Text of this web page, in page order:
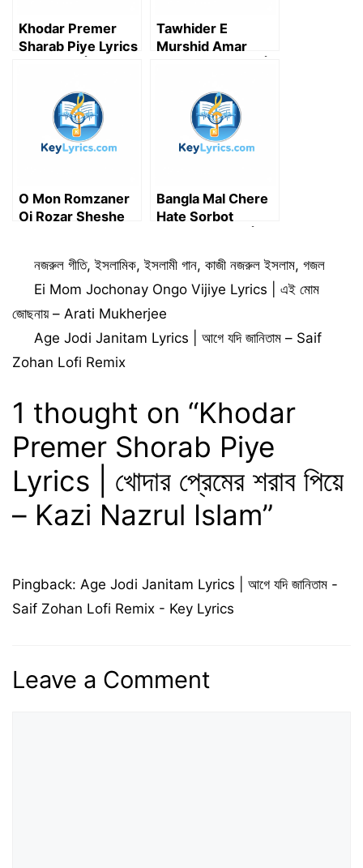
Khodar Premer
Sharab Piye Lyrics
Tawhider E
Murshid Amar
O Mon Romzaner
Oi Rozar Sheshe
রোজার শেষে এলো খুশির ঈদ
লিরিক্স)
Bangla Mal Chere
Hate Sorbot
নিয়াছি
Categories
নজরুল গীতি,ইসলামিক,ইসলামী গান,কাজী নজরুল ইসলাম,গজল
Ei Mom Jochonay Ongo Vijiye Lyrics | এই মোম
জোছনায় – Arati Mukherjee
Age Jodi Janitam Lyrics | আগে যদি জানিতাম – Saif
Zohan Lofi Remix
1 thought on “Khodar
Premer Shorab Piye
Lyrics | খোদার প্রেমের শরাব পিয়ে
– Kazi Nazrul Islam”
Pingback: Age Jodi Janitam Lyrics | আগে যদি জানিতাম -
Saif Zohan Lofi Remix - Key Lyrics
Leave a Comment